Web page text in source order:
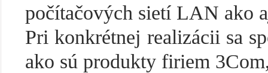
počítačových sietí LAN ako
Pri konkrétnej realizácii sa
ako sú produkty firiem